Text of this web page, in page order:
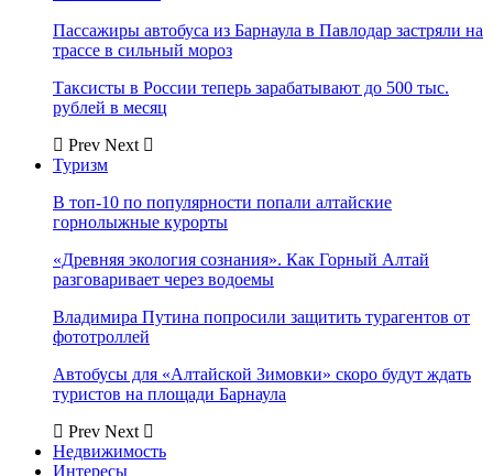
Пассажиры автобуса из Барнаула в Павлодар застряли на
трассе в сильный мороз
Таксисты в России теперь зарабатывают до 500 тыс.
рублей в месяц
Prev Next
Туризм
В топ-10 по популярности попали алтайские
горнолыжные курорты
«Древняя экология сознания». Как Горный Алтай
разговаривает через водоемы
Владимира Путина попросили защитить турагентов от
фототроллей
Автобусы для «Алтайской Зимовки» скоро будут ждать
туристов на площади Барнаула
Prev Next
Недвижимость
Интересы